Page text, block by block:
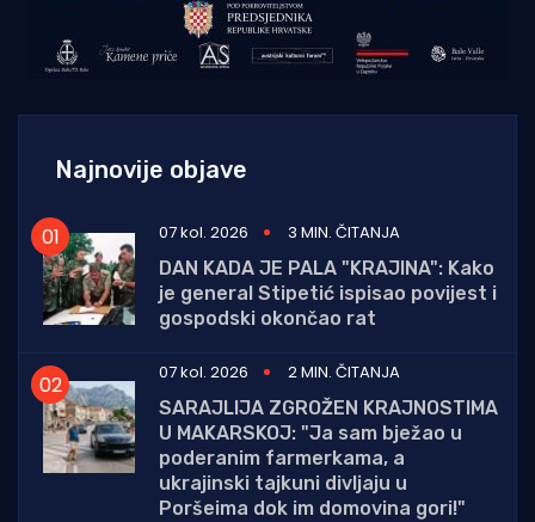
Najnovije objave
07 kol. 2026
3 MIN. ČITANJA
DAN KADA JE PALA "KRAJINA": Kako
je general Stipetić ispisao povijest i
gospodski okončao rat
07 kol. 2026
2 MIN. ČITANJA
SARAJLIJA ZGROŽEN KRAJNOSTIMA
U MAKARSKOJ: "Ja sam bježao u
poderanim farmerkama, a
ukrajinski tajkuni divljaju u
Poršeima dok im domovina gori!"